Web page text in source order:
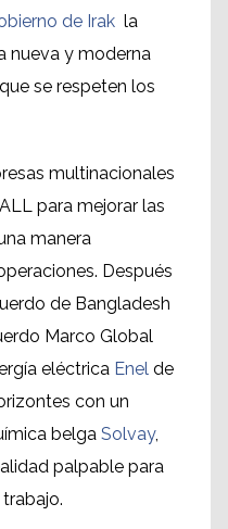
de Irak la
nueva y moderna
se respeten los
multinacionales
para mejorar las
manera
Después
de Bangladesh
Marco Global
eléctrica Enel de
con un
belga Solvay,
palpable para